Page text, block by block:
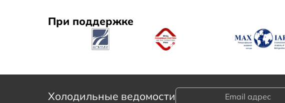
При поддержке
Холодильные ведомости